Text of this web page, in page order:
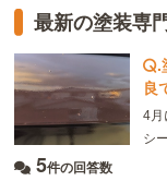
最新の塗装専
.
良
4月
シ
ま
5件の回答数